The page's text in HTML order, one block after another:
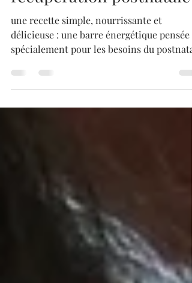
pour soutenir la
récupération postnatale
délicieuse : une barre énergétique pensée
spécialement pour les besoins du